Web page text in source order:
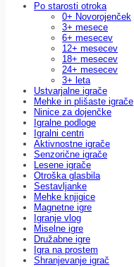
Po starosti otroka
0+ Novorojenček
3+ mesece
6+ mesecev
12+ mesecev
18+ mesecev
24+ mesecev
3+ leta
Ustvarjalne igrače
Mehke in plišaste igrače
Ninice za dojenčke
Igralne podloge
Igralni centri
Aktivnostne igrače
Senzorične igrače
Lesene igrače
Otroška glasbila
Sestavljanke
Mehke knjigice
Magnetne igre
Igranje vlog
Miselne igre
Družabne igre
Igra na prostem
Shranjevanje igrač